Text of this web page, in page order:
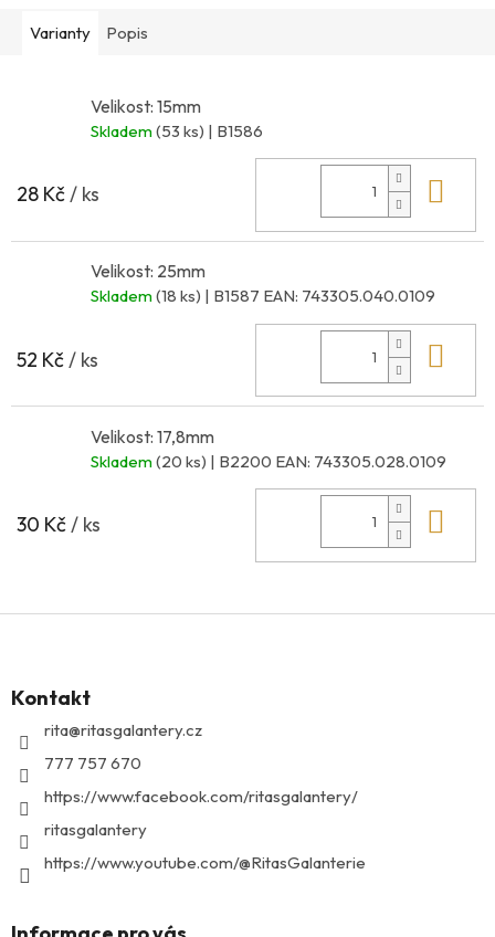
Varianty Popis
Velikost: 15mm
Skladem(53 ks) | B1586
28 Kč/ ks
Velikost: 25mm
Skladem(18 ks) | B1587 EAN: 743305.040.0109
52 Kč/ ks
Velikost: 17,8mm
Skladem(20 ks) | B2200 EAN: 743305.028.0109
30 Kč/ ks
Z
aKontakt
rita@ritasgalantery.cz
777 757 670
https://www.facebook.com/ritasgalantery/
ritasgalantery
https://www.youtube.com/@RitasGalanterie